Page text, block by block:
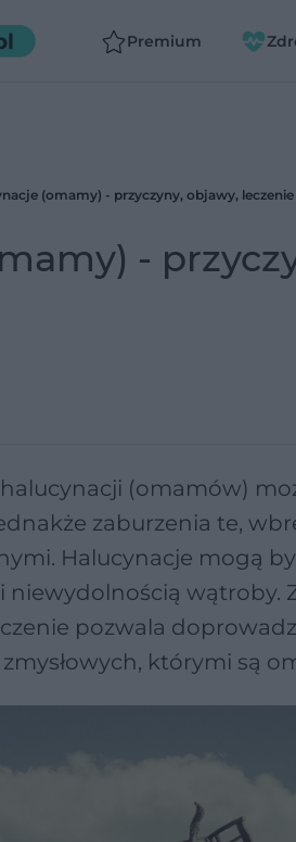
Premium
(omamy) - przyczyny, objawy, leczenie
-
(omamów)
zaburzenia te,
Halucynacje mogą
wątroby.
pozwala
którymi są